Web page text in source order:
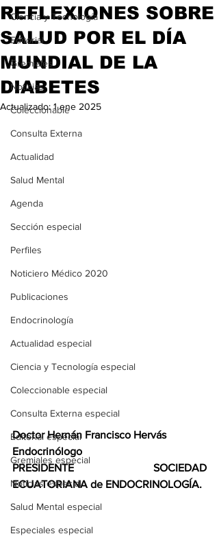
Ciencia y Tecnología
Editorial
Gremiales
Noticias
Coleccionable
Consulta Externa
Actualidad
Salud Mental
Agenda
Sección especial
Perfiles
Noticiero Médico 2020
Publicaciones
Endocrinología
Actualidad especial
Ciencia y Tecnología especial
Coleccionable especial
Consulta Externa especial
Editorial especial
Gremiales especial
Noticias especial
Salud Mental especial
Especiales especial
REFLEXIONES SOBRE
SALUD POR EL DÍA
MUNDIAL DE LA
DIABETES
Actualizado:1 ene 2025
Doctor Hernán Francisco Hervás
Endocrinólogo
PRESIDENTE SOCIEDAD
ECUATORIANA de ENDOCRINOLOGÍA.